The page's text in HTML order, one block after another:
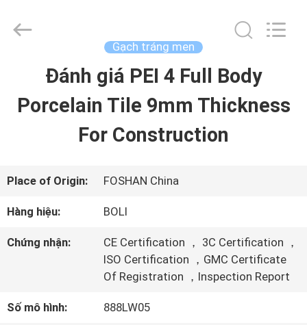
VIDEO
TÔI
FOSHAN
Gạch tráng men
Đánh giá PEI 4 Full Body
Porcelain Tile 9mm Thickness
For Construction
Place of Origin: FOSHAN China
Hàng hiệu: BOLI
Chứng nhận:
CE Certification ， 3C Certification ，
ISO Certification ，GMC Certificate
Of Registration ，Inspection Report
Số mô hình: 888LW05